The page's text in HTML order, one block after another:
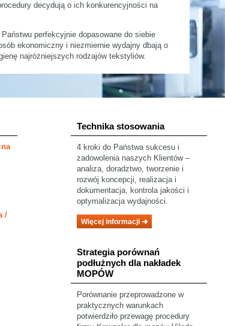
decydują o ich konkurencyjności na
perfekcyjnie dopasowane do siebie
ekonomiczny i niezmiernie wydajny dbają o
najróżniejszych rodzajów tekstyliów.
/
Technika stosowania
4 kroki do Państwa sukcesu i
zadowolenia naszych Klientów –
analiza, doradztwo, tworzenie i
rozwój koncepcji, realizacja i
dokumentacja, kontrola jakości i
optymalizacja wydajności.
Więcej informacji
Strategia porównań
podłużnych dla nakładek
MOPÓW
Porównanie przeprowadzone w
praktycznych warunkach
potwierdziło przewagę procedury